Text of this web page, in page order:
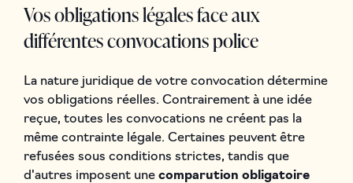
Vos obligations légales face aux
différentes convocations police
La nature juridique de votre convocation détermine
vos obligations réelles. Contrairement à une idée
reçue, toutes les convocations ne créent pas la
même contrainte légale. Certaines peuvent être
refusées sous conditions strictes, tandis que
d'autres imposent une comparution obligatoire